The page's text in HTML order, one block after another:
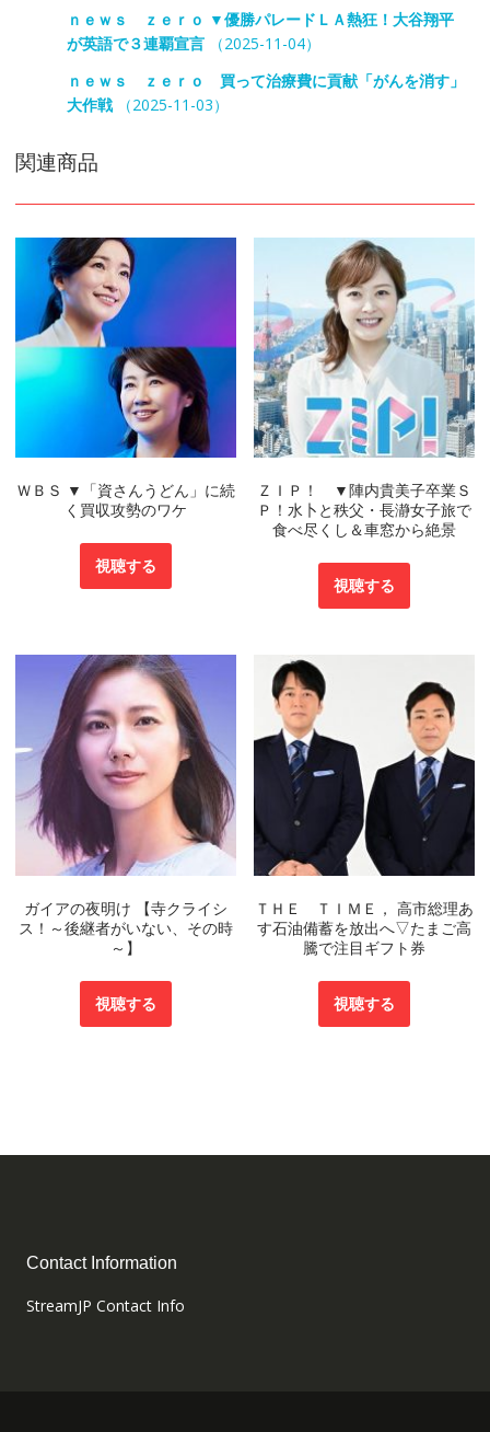
ｎｅｗｓ ｚｅｒｏ ▼優勝パレードＬＡ熱狂！大谷翔平
が英語で３連覇宣言（2025-11-04）
ｎｅｗｓ ｚｅｒｏ 買って治療費に貢献「がんを消す」
大作戦（2025-11-03）
関連商品
ＷＢＳ ▼「資さんうどん」に続
く買収攻勢のワケ
視聴する
ＺＩＰ！ ▼陣内貴美子卒業Ｓ
Ｐ！水卜と秩父・長瀞女子旅で
食べ尽くし＆車窓から絶景
視聴する
ガイアの夜明け 【寺クライシ
ス！～後継者がいない、その時
～】
視聴する
ＴＨＥ ＴＩＭＥ， 高市総理あ
す石油備蓄を放出へ▽たまご高
騰で注目ギフト券
視聴する
Contact Information
StreamJP Contact Info